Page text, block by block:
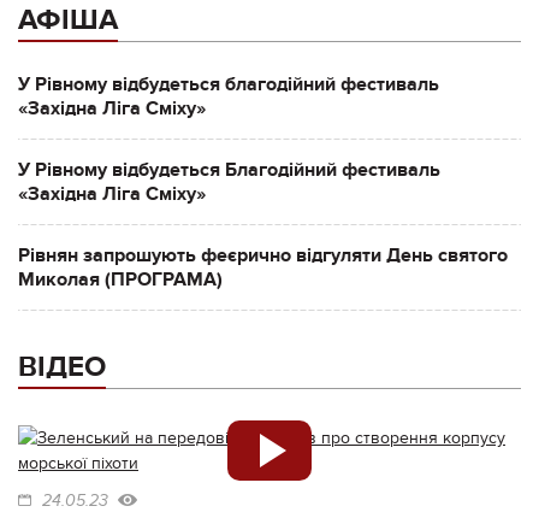
АФІША
У Рівному відбудеться благодійний фестиваль
«Західна Ліга Сміху»
У Рівному відбудеться Благодійний фестиваль
«Західна Ліга Сміху»
Рівнян запрошують феєрично відгуляти День святого
Миколая (ПРОГРАМА)
ВІДЕО
24.05.23